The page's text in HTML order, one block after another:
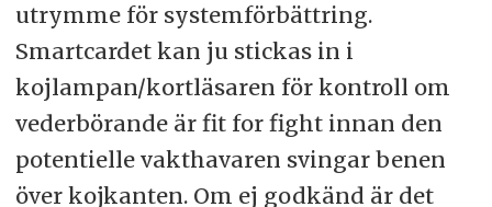
utrymme för systemförbättring.
Smartcardet kan ju stickas in i
kojlampan/kortläsaren för kontroll om
vederbörande är fit for fight innan den
potentielle vakthavaren svingar benen
över kojkanten. Om ej godkänd är det